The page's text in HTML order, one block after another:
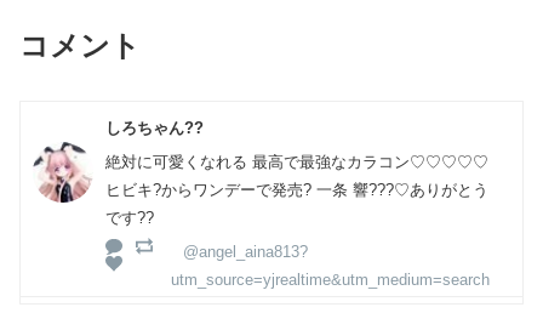
コメント
しろちゃん??
絶対に可愛くなれる 最高で最強なカラコン♡♡♡♡♡
ヒビキ?からワンデーで発売? 一条 響???♡ありがとう
です??
@angel_aina813?
utm_source=yjrealtime&utm_medium=search